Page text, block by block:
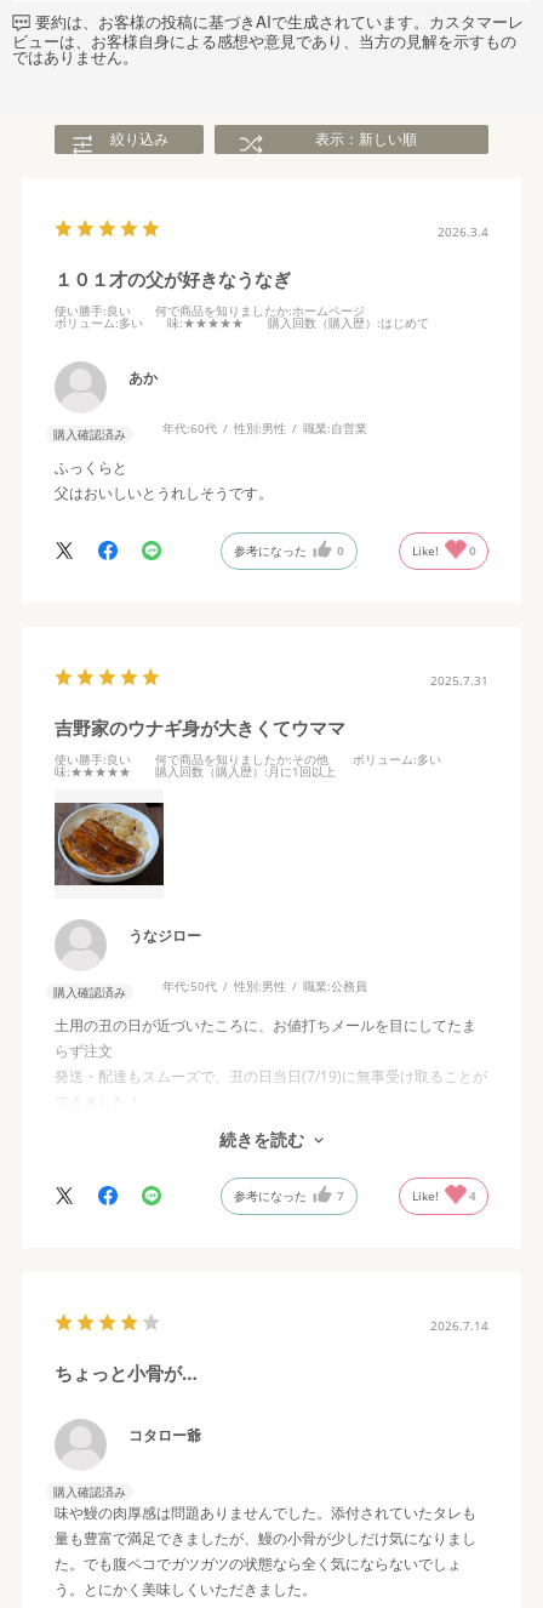
要約は、お客様の投稿に基づきAIで生成されています。カスタマーレ
ビューは、お客様自身による感想や意見であり、当方の見解を示すもの
ではありません。
絞り込み 表示：新しい順
2026.3.4
１０１才の父が好きなうなぎ
使い勝手:良い 何で商品を知りましたか:ホームページ
ボリューム:多い 味:★★★★★ 購入回数（購入歴） :はじめて
あか
購入確認済み 年代:60代 性別:男性 職業:自営業
ふっくらと
父はおいしいとうれしそうです。
参考になった 0 Like! 0
2025.7.31
吉野家のウナギ身が大きくてウママ
使い勝手:良い 何で商品を知りましたか:その他 ボリューム:多い
味:★★★★★ 購入回数（購入歴） :月に1回以上
うなジロー
購入確認済み 年代:50代 性別:男性 職業:公務員
土用の丑の日が近づいたころに、お値打ちメールを目にしてたま
らず注文
発送・配達もスムーズで、丑の日当日(7/19)に無事受け取ることが
できました！
湯煎で簡単に調理できるのと、別添えでタレがたっぷり付いてい
食べ盛りの子供たちは２袋分を盛り付けた特上(笑)
応えあって柔らか( ﾟдﾟ)ｳﾏｯ!
冷凍でいつでも思い立った時に食べられるのが便利ですね
一度に８袋を食べ切ってしまったので、すぐに追加発注しまし
た！
次はうなぎと牛丼のセット
贅沢にうなぎ・牛丼を作りました
これも美味でした\(●⁰౪⁰●\)(//●⁰౪⁰●)//
続きを読む
参考になった 7 Like! 4
2026.7.14
ちょっと小骨が…
コタロー爺
購入確認済み
味や鰻の肉厚感は問題ありませんでした。添付されていたタレも
量も豊富で満足できましたが、鰻の小骨が少しだけ気になりまし
た。でも腹ペコでガツガツの状態なら全く気にならないでしょ
う。とにかく美味しくいただきました。